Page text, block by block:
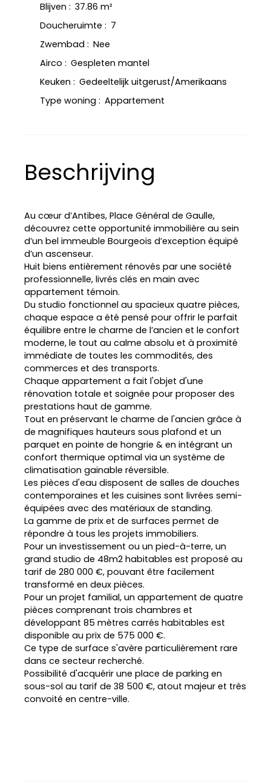
Blijven : 37.86 m²
Doucheruimte : 7
Zwembad : Nee
Airco : Gespleten mantel
Keuken : Gedeeltelijk uitgerust/Amerikaans
Type woning : Appartement
Beschrijving
Au cœur d’Antibes, Place Général de Gaulle,
découvrez cette opportunité immobilière au sein
d’un bel immeuble Bourgeois d’exception équipé
d’un ascenseur.
Huit biens entièrement rénovés par une société
professionnelle, livrés clés en main avec
appartement témoin.
Du studio fonctionnel au spacieux quatre pièces,
chaque espace a été pensé pour offrir le parfait
équilibre entre le charme de l’ancien et le confort
moderne, le tout au calme absolu et à proximité
immédiate de toutes les commodités, des
commerces et des transports.
Chaque appartement a fait l'objet d'une
rénovation totale et soignée pour proposer des
prestations haut de gamme.
Tout en préservant le charme de l'ancien grâce à
de magnifiques hauteurs sous plafond et un
parquet en pointe de hongrie & en intégrant un
confort thermique optimal via un système de
climatisation gainable réversible.
Les pièces d'eau disposent de salles de douches
contemporaines et les cuisines sont livrées semi-
équipées avec des matériaux de standing.
La gamme de prix et de surfaces permet de
répondre à tous les projets immobiliers.
Pour un investissement ou un pied-à-terre, un
grand studio de 48m2 habitables est proposé au
tarif de 280 000 €, pouvant être facilement
transformé en deux pièces.
Pour un projet familial, un appartement de quatre
pièces comprenant trois chambres et
développant 85 mètres carrés habitables est
disponible au prix de 575 000 €.
Ce type de surface s'avère particulièrement rare
dans ce secteur recherché.
Possibilité d'acquérir une place de parking en
sous-sol au tarif de 38 500 €, atout majeur et très
convoité en centre-ville.